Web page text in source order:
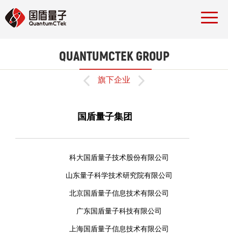
QUANTUMCTEK GROUP
 旗下企业 
国盾量子集团
科大国盾量子技术股份有限公司
山东量子科学技术研究院有限公司
北京国盾量子信息技术有限公司
广东国盾量子科技有限公司
上海国盾量子信息技术有限公司